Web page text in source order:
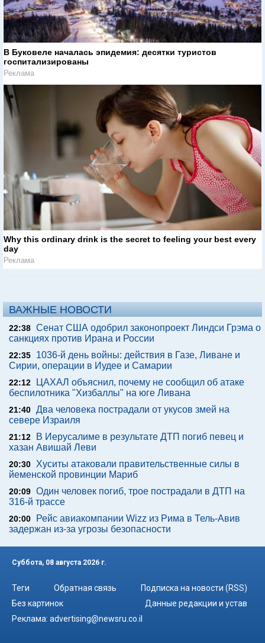
В Буковеле началась эпидемия: десятки туристов
госпитализированы
Реклама
Why this ordinary drink is the secret to feeling your best every
day
Реклама
ВАЖНЫЕ НОВОСТИ
22:38 Сенат США одобрил законопроект Линдси Грэма о
санкциях против Ирана и России
22:35
1036-й день войны: действия в Газе, Ливане и
Сирии, операции в Иудее и Самарии
22:12
ЦАХАЛ объяснил, почему не сообщил об атаке
беспилотника "Хизбаллы" на юге Ливана
21:40 Два человека пострадали от укусов змей на
севере Израиля
21:12
В Иерусалиме в результате ДТП погиб певец и
хазан Авишай Леви
20:30 Хуситы атаковали правительственные силы в
йеменской провинции Мариб
20:09 Один человек погиб, трое пострадали в ДТП на
316-й трассе
20:00
Рейс авиакомпании Wizz из Рима в Тель-Авив
задержан из-за угрозы безопасности
Суббота, 08 августа 2026 г.
Теги Обратная связь
Подписка на новости (RSS)
Без картинок
Данные редакции и устав
Реклама: advertising@newsru.co.il